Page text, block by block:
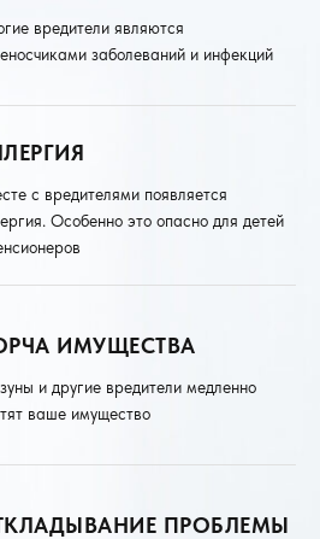
вредители являются
заболеваний и инфекций
с вредителями появляется
Особенно это опасно для детей
ИМУЩЕСТВА
и другие вредители медленно
ваше имущество
ПРОБЛЕМЫ